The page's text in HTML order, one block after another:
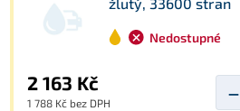
Nedostupné
2 163 Kč
1 788 Kč bez DPH −